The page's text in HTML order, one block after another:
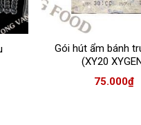
Gói hút ẩm bánh
(XY20
75.000₫